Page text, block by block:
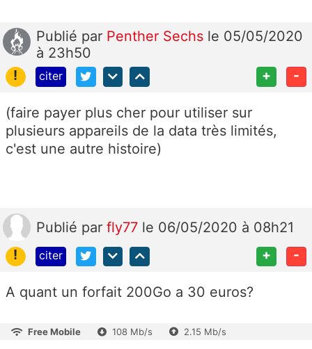
Publié par Penther Sechs le 05/05/2020
à 23h50
!
citer + -
(faire payer plus cher pour utiliser sur
plusieurs appareils de la data très limités,
c'est une autre histoire)
Publié par fly77 le 06/05/2020 à 08h21
!
citer + -
A quant un forfait 200Go a 30 euros?
Free Mobile 108 Mb/s 2.15 Mb/s